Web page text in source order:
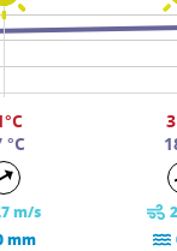
°C
m/s
mm